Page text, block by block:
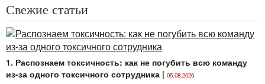
Примерный переченьдолжностей служащих
и работ, замещаемых или выполняемых
работниками, с которыми нанимателем могут
заключаться письменные договоры о полной
индивидуальной материальной ответственности,
Свежие статьи
1. Распознаем токсичность: как не погубить всю команду
из-за одного токсичного сотрудника | 05.08.2026